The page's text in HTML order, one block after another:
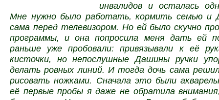
инвалидов и осталась
Мне нужно было работать, кормить семью и
сама перед телевизором. Но ей было скучно
программы, и она попросила меня дать ей
раньше уже пробовали: привязывали к её
кисточки, но непослушные Дашины ручки
делать ровных линий. И тогда дочь сама
рисовать ножками. Сначала это были
её первые пробы я даже не обратила